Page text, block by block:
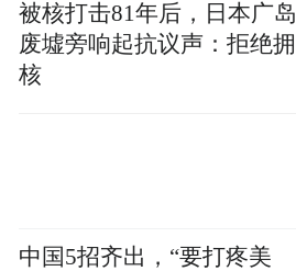
被核打击81年后，日本广岛
废墟旁响起抗议声：拒绝拥
核
中国5招齐出，“要打疼美